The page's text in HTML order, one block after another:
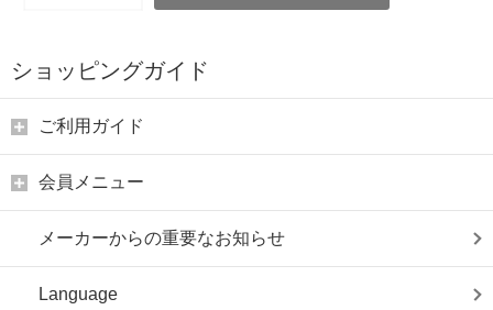
ショッピングガイド
ご利用ガイド
会員メニュー
メーカーからの重要なお知らせ
Language